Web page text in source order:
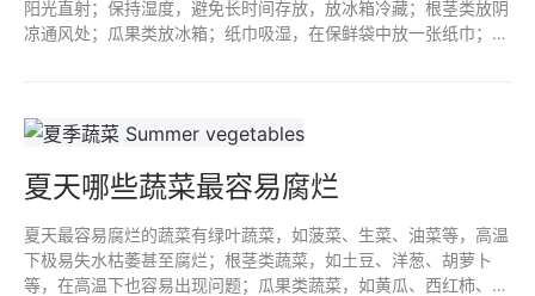
阳光直射；保持湿度，避免长时间存放，放冰箱冷藏；根茎类放阴
凉通风处；瓜果类放冰箱；纸巾吸湿，在保鲜袋中放一张纸巾；报
夏天哪些蔬菜最容易腐烂
夏天最容易腐烂的蔬菜有绿叶蔬菜，如菠菜、生菜、油菜等，高温
下极易失水枯萎甚至腐烂；根茎类蔬菜，如土豆、洋葱、胡萝卜
等，在高温下也容易出现问题；瓜果类蔬菜，如黄瓜、西红柿、茄